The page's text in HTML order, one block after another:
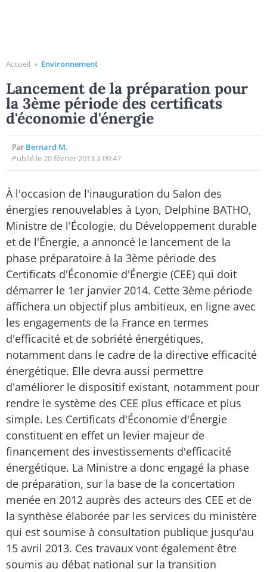
Accueil » Environnement
Lancement de la préparation pour
la 3ème période des certificats
d'économie d'énergie
Par Bernard M.
Publié le 20 février 2013 à 09:47
À l'occasion de l'inauguration du Salon des
énergies renouvelables à Lyon, Delphine BATHO,
Ministre de l'Écologie, du Développement durable
et de l'Énergie, a annoncé le lancement de la
phase préparatoire à la 3ème période des
Certificats d'Économie d'Énergie (CEE) qui doit
démarrer le 1er janvier 2014. Cette 3ème période
affichera un objectif plus ambitieux, en ligne avec
les engagements de la France en termes
d'efficacité et de sobriété énergétiques,
notamment dans le cadre de la directive efficacité
énergétique. Elle devra aussi permettre
d'améliorer le dispositif existant, notamment pour
rendre le système des CEE plus efficace et plus
simple. Les Certificats d'Économie d'Énergie
constituent en effet un levier majeur de
financement des investissements d'efficacité
énergétique. La Ministre a donc engagé la phase
de préparation, sur la base de la concertation
menée en 2012 auprès des acteurs des CEE et de
la synthèse élaborée par les services du ministère
qui est soumise à consultation publique jusqu'au
15 avril 2013. Ces travaux vont également être
soumis au débat national sur la transition